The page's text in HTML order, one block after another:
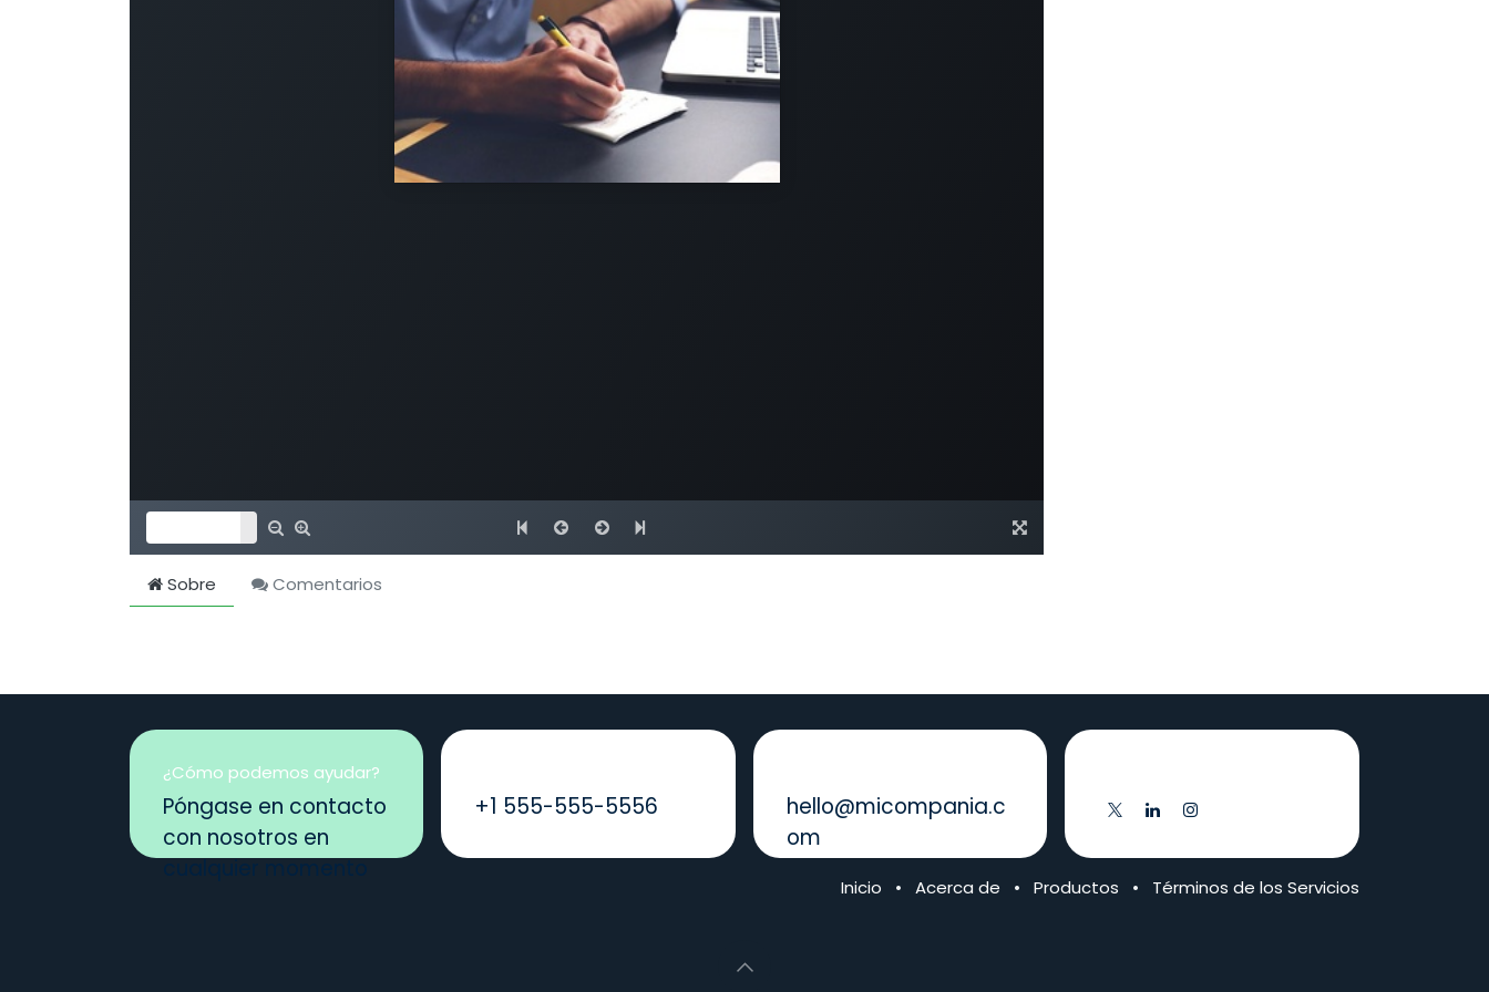
Sobre Comentarios
¿Cómo podemos ayudar?
Póngase en contacto
con nosotros en
+1 555-555-5556
hello@micompania.c
om
Inicio • Acerca de • Productos • Términos de los Servicios